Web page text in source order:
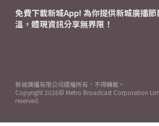
免費下載新城App! 為你提供新城廣播
溫，體現資訊分享無界限！
新城廣播有限公司版權所有，不得轉載。
Copyright 2026© Metro Broadcast Corporation
reserved.